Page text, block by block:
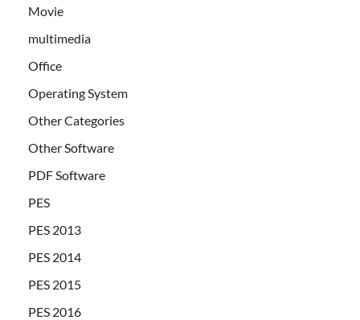
Movie
multimedia
Office
Operating System
Other Categories
Other Software
PDF Software
PES
PES 2013
PES 2014
PES 2015
PES 2016